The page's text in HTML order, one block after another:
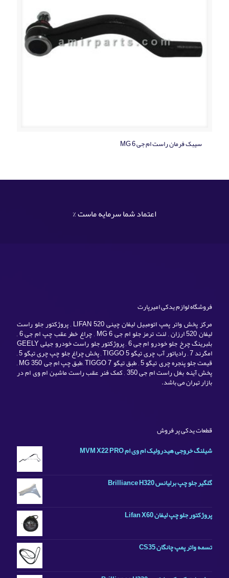
سیبک فرمان راست ام جی MG 6
اعتماد شما سرمایه ماست %
فروشگاه لوازم یدکی امیرپارت
مرکز پخش واتر پمپ اتومبیل لیفان چینی LIFAN 520 , پروژکتور جلو راست
لیفان 520 ارزان , لنت ترمز جلو ام جی MG 6 , چراغ خطر عقب چپ ام جی 6 ,
بلبرینگ چرخ جلو خودرو ام جی 6 , پروژکتور جلو راست خودرو جیلی GEELY
امگرند 7 , رادیاتور آب چری تیگو TIGGO 5 , پخش چراغ جلو چپ چری تیگو 5 ,
قیمت جلو پنجره چری تیگو 5 , طبق تیگو TIGGO 7 ,طبق چپ ام جی MG 350 ,
پخش آینه بغل راست ام جی 350 , کمک فنر عقب راست ماشین ام وی ام در
بازار تهران می باشد.
قطعات یدکی پر فروش
شیلنگ خروجی هیدرولیک ام وی ام MVM X22 PRO
گلگیر جلو چپ برلیانس Brilliance H320
پروژکتور جلو چپ لیفان Lifan X60
تسمه واتر پمپ چانگان CS35